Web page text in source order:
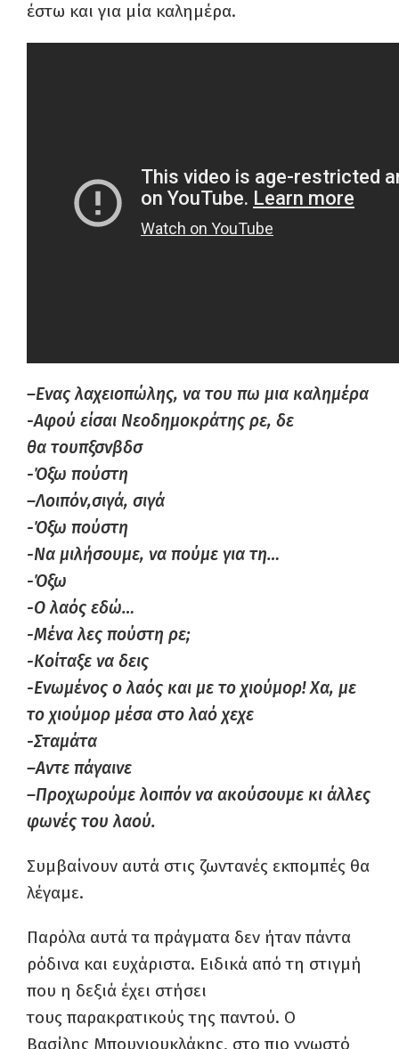
έστω και για μία καλημέρα.
–Εναςλαχειοπώλης, να του πω μια καλημέρα
-Αφού είσαι Νεοδημοκράτης ρε, δε
θα τουπξσνβδσ
-Όξω πούστη
–Λοιπόν,σιγά, σιγά
-Όξω πούστη
-Να μιλήσουμε, να πούμε για τη…
-Όξω
-Ο λαός εδώ…
-Μένα λες πούστη ρε;
-Κοίταξε να δεις
-Ενωμένος ο λαός και με το χιούμορ! Χα, με
το χιούμορ μέσα στο λαό χεχε
-Σταμάτα
–Αντε πάγαινε
–Προχωρούμελοιπόν να ακούσουμε κι άλλες
φωνές του λαού.
Συμβαίνουν αυτά στις ζωντανές εκπομπές θα
λέγαμε.
Παρόλα αυτά τα πράγματα δεν ήταν πάντα
ρόδινα και ευχάριστα. Ειδικά από τη στιγμή
που η δεξιά έχει στήσει
τους παρακρατικούς της παντού. Ο
Βασίλης Μπουγιουκλάκης, στο πιο γνωστό